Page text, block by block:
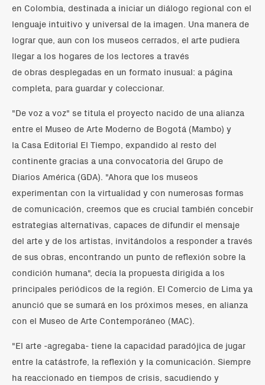
en Colombia, destinada a iniciar un diálogo regional con el
lenguaje intuitivo y universal de la imagen. Una manera de
lograr que, aun con los museos cerrados, el arte pudiera
llegar a los hogares de los lectores a través
de obras desplegadas en un formato inusual: a página
completa, para guardar y coleccionar.
"De voz a voz" se titula el proyecto nacido de una alianza
entre el Museo de Arte Moderno de Bogotá (Mambo) y
la Casa Editorial El Tiempo, expandido al resto del
continente gracias a una convocatoria del Grupo de
Diarios América (GDA). "Ahora que los museos
experimentan con la virtualidad y con numerosas formas
de comunicación, creemos que es crucial también concebir
estrategias alternativas, capaces de difundir el mensaje
del arte y de los artistas, invitándolos a responder a través
de sus obras, encontrando un punto de reflexión sobre la
condición humana", decía la propuesta dirigida a los
principales periódicos de la región. El Comercio de Lima ya
anunció que se sumará en los próximos meses, en alianza
con el Museo de Arte Contemporáneo (MAC).
"El arte -agregaba- tiene la capacidad paradójica de jugar
entre la catástrofe, la reflexión y la comunicación. Siempre
ha reaccionado en tiempos de crisis, sacudiendo y